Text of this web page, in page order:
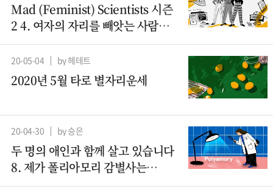
Mad (Feminist) Scientists 시즌
2 4. 여자의 자리를 빼앗는 사람들
– 컴퓨터과학 (2)
20-05-04 by 헤테트
2020년 5월 타로 별자리운세
20-04-30 by 승은
두 명의 애인과 함께 살고 있습니다
8. 제가 폴리아모리 감별사는
아니지만요